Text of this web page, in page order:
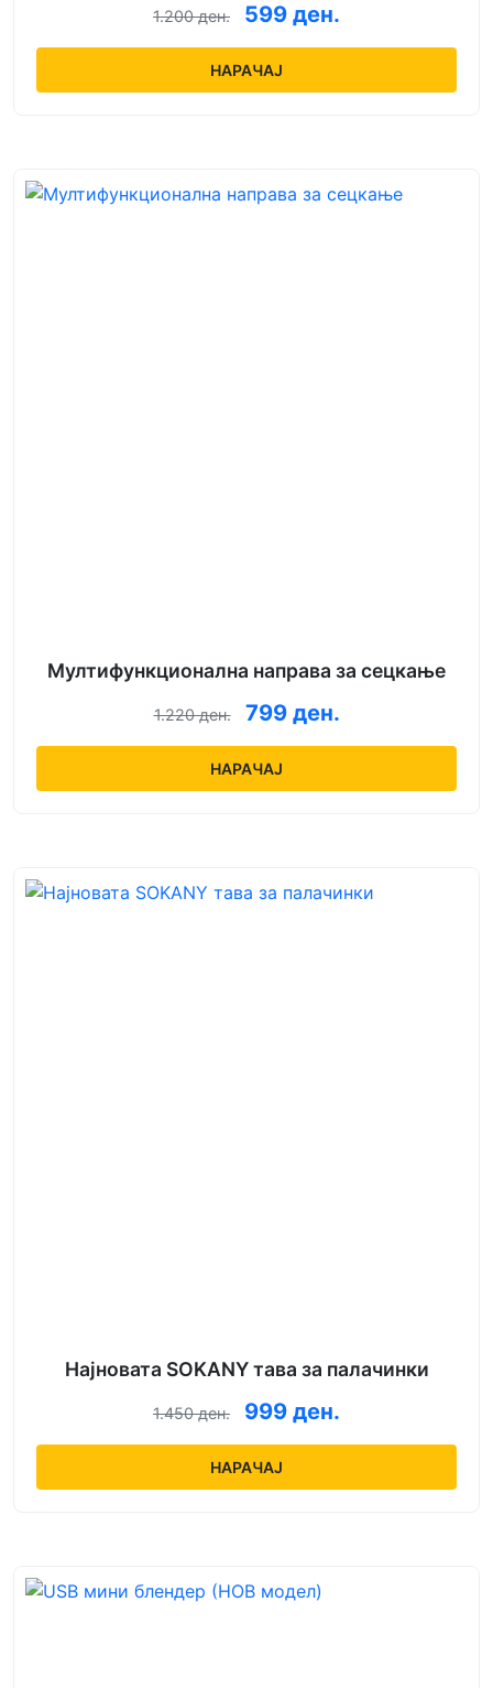
1.200 ден. 599 ден.
НАРАЧАЈ
Мултифункционална направа за сецкање
1.220 ден. 799 ден.
НАРАЧАЈ
Најновата SOKANY тава за палачинки
1.450 ден. 999 ден.
НАРАЧАЈ